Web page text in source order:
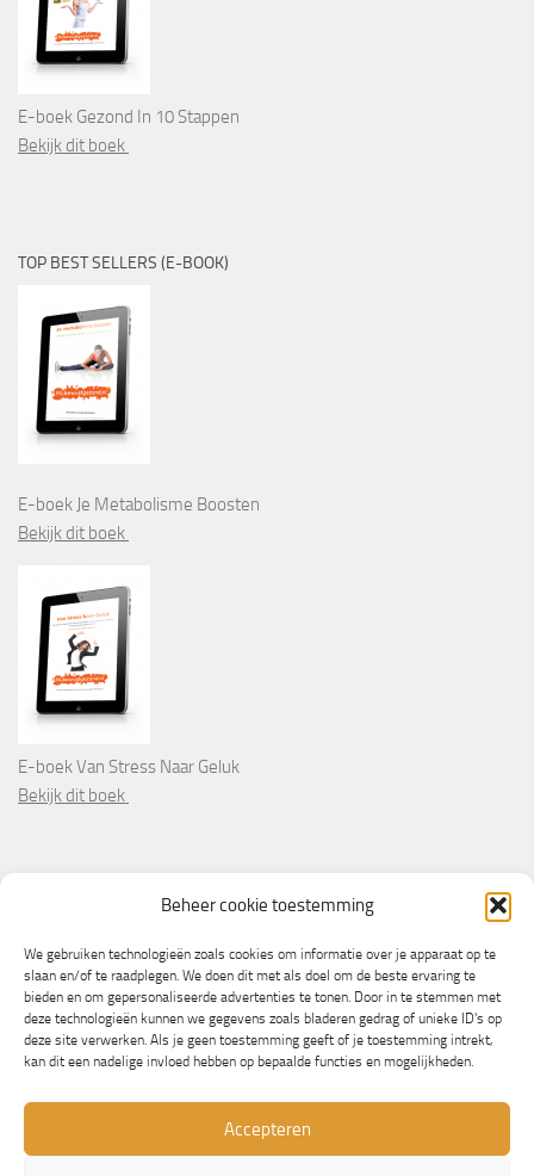
Beheer cookie toestemming
We gebruiken technologieën zoals cookies om informatie over je apparaat op te
slaan en/of te raadplegen. We doen dit met als doel om de beste ervaring te
bieden en om gepersonaliseerde advertenties te tonen. Door in te stemmen met
deze technologieën kunnen we gegevens zoals bladeren gedrag of unieke ID's op
deze site verwerken. Als je geen toestemming geeft of je toestemming intrekt,
kan dit een nadelige invloed hebben op bepaalde functies en mogelijkheden.
Accepteren
E-boek Gezond In 10 Stappen
Bekijk dit boek
TOP BEST SELLERS (E-BOOK)
E-boek Je Metabolisme Boosten
Bekijk dit boek
E-boek Van Stress Naar Geluk
Bekijk dit boek